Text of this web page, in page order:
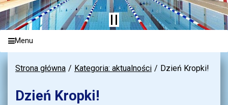
Menu
Strona główna Kategoria: aktualności Dzień Kropki!
Dzień Kropki!